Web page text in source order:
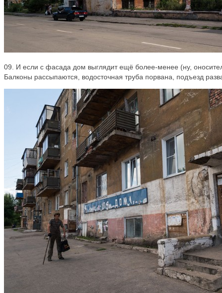
09. И если с фасада дом выглядит ещё более-менее (ну,
Балконы рассыпаются, водосточная труба порвана, подъезд